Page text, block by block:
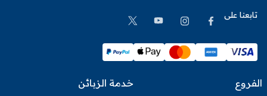
تابعنا على
الفروع خدمة الزبائن